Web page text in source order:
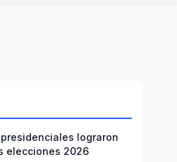
lograron
elecciones 2026